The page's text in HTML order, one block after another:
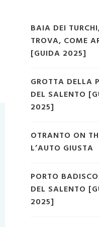
BAIA DEI
TROVA, COME
[GUIDA 2025]
GROTTA DELLA
DEL SALENTO
2025]
OTRANTO ON
L’AUTO GIUSTA
PORTO
DEL SALENTO
2025]